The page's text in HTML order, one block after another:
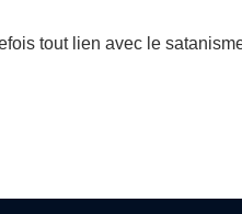
tout lien avec le